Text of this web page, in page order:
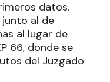
datos.
junto al de
al lugar de
66, donde se
del Juzgado